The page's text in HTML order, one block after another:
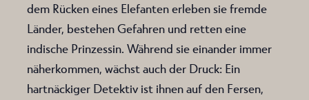
dem Rücken eines Elefanten erleben sie fremde
Länder, bestehen Gefahren und retten eine
indische Prinzessin. Während sie einander immer
näherkommen, wächst auch der Druck: Ein
hartnäckiger Detektiv ist ihnen auf den Fersen,